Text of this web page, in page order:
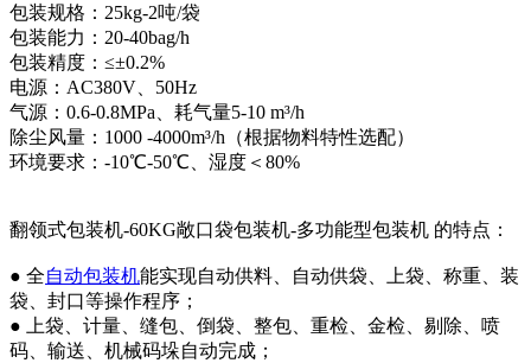
包装规格：25kg-2吨/袋
包装能力：20-40bag/h
包装精度：≤±0.2%
电源：AC380V、50Hz
气源：0.6-0.8MPa、耗气量5-10 m³/h
除尘风量：1000 -4000m³/h（根据物料特性选配）
环境要求：-10℃-50℃、湿度＜80%
翻领式包装机-60KG敞口袋包装机-多功能型包装机 的特点：
● 全自动包装机能实现自动供料、自动供袋、上袋、称重、装
袋、封口等操作程序；
● 上袋、计量、缝包、倒袋、整包、重检、金检、剔除、喷
码、输送、机械码垛自动完成；